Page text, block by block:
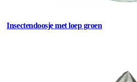
Insectendoosje met loep groen